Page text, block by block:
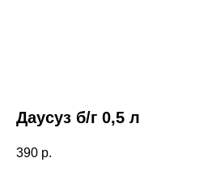
Даусуз б/г 0,5 л
390 р.